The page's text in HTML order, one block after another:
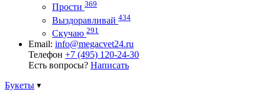
Прости 369
Выздоравливай 434
Скучаю 291
Email: info@megacvet24.ru
Телефон +7 (495) 120-24-30
Есть вопросы? Написать
Букеты